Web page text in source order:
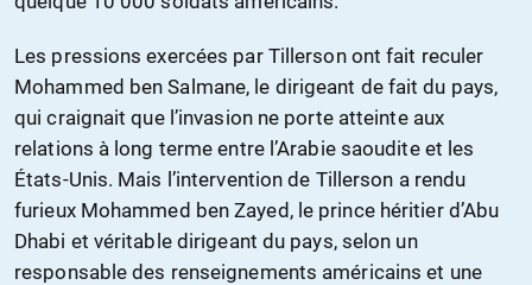
Les pressions exercées par Tillerson ont fait reculer
Mohammed ben Salmane, le dirigeant de fait du pays,
qui craignait que l’invasion ne porte atteinte aux
relations à long terme entre l’Arabie saoudite et les
États-Unis. Mais l’intervention de Tillerson a rendu
furieux Mohammed ben Zayed, le prince héritier d’Abu
Dhabi et véritable dirigeant du pays, selon un
responsable des renseignements américains et une